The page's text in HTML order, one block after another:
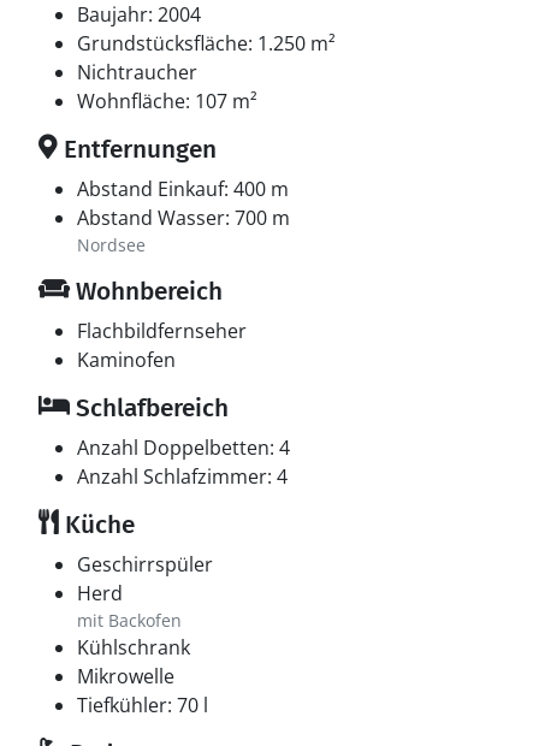
Baujahr: 2004
Grundstücksfläche: 1.250 m²
Nichtraucher
Wohnfläche: 107 m²
Entfernungen
Abstand Einkauf: 400 m
Abstand Wasser: 700 m
Nordsee
Wohnbereich
Flachbildfernseher
Kaminofen
Schlafbereich
Anzahl Doppelbetten: 4
Anzahl Schlafzimmer: 4
Küche
Geschirrspüler
Herd
mit Backofen
Kühlschrank
Mikrowelle
Tiefkühler: 70 l